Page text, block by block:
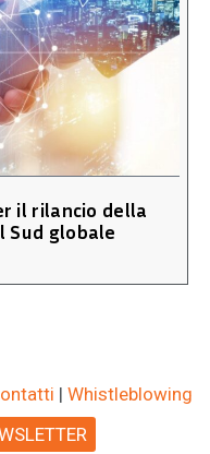
il rilancio della
Sud globale
| Whistleblowing